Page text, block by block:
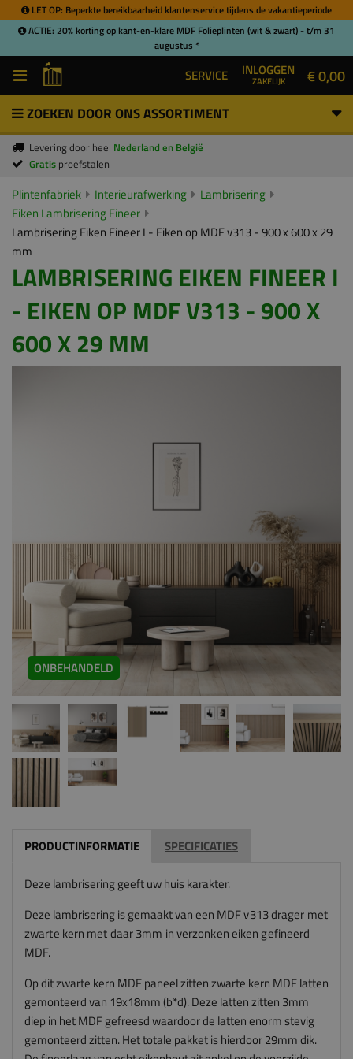
LET OP: Beperkte bereikbaarheid klantenservice tijdens de vakantieperiode
ACTIE: 20% korting op kant-en-klare MDF Folieplinten (wit & zwart) - t/m 31
augustus *
SERVICE INLOGGEN
ZAKELIJK € 0,00
ZOEKEN DOOR ONS ASSORTIMENT
Levering door heel Nederland en België
Gratis proefstalen
Plintenfabriek Interieurafwerking
Lambrisering
Eiken Lambrisering Fineer
Lambrisering Eiken Fineer I - Eiken op MDF v313 - 900 x 600 x 29
mm
LAMBRISERING EIKEN FINEER I
- EIKEN OP MDF V313 - 900 X
600 X 29 MM
ONBEHANDELD
PRODUCTINFORMATIE SPECIFICATIES
Deze lambrisering geeft uw huis karakter.
Deze lambrisering is gemaakt van een MDF v313 drager met
zwarte kern met daar 3mm in verzonken eiken gefineerd
MDF.
Op dit zwarte kern MDF paneel zitten zwarte kern MDF latten
gemonteerd van 19x18mm (b*d). Deze latten zitten 3mm
diep in het MDF gefreesd waardoor de latten enorm stevig
gemonteerd zitten. Het totale pakket is hierdoor 29mm dik.